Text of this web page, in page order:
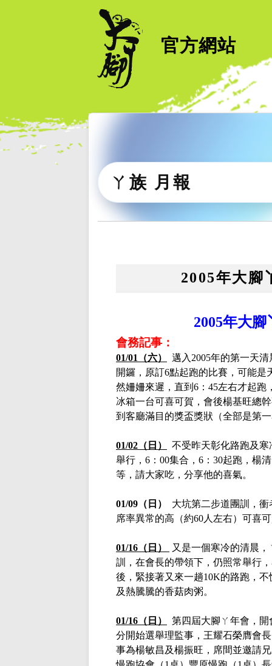
官方網站
ㄚ族 月報
2005年大腳
2005年大腳
會務記事：
01/01 （六） 邁入 2005年的第一天清
開鑼，原訂6點起跑的比賽，可能是
然姍姍來遲，直到 6：45左右才起跑
冰箱一台可喜可賀，會後楊基旺總
到客廳滿目的獎盃獎狀（全部是第
01/02（日）
不受昨天彰化路跑及
舉行， 6：00集合，6：30起跑，楊
等，請大家吃，分享他的喜氣。
01/09（日）
大坑第二步道團訓，
席率異常的高（約60人左右）可喜
01/16（日）
又是一個寒冷的清晨
訓，在會長的帶領下，仍照常舉行
後，緊接著又來一趟10K的路跑，
及熱騰騰的香菇肉粥。
01/16（日）
第四屆大腳ㄚ年會，
分開始選舉理監事，王耀石榮膺會
事為楊敏昌及楊振旺，席間並邀請